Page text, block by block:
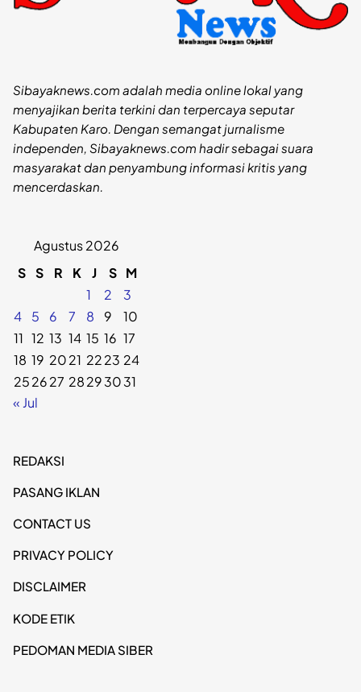
Sibayaknews.com adalah media online lokal yang
menyajikan berita terkini dan terpercaya seputar
Kabupaten Karo. Dengan semangat jurnalisme
independen, Sibayaknews.com hadir sebagai suara
masyarakat dan penyambung informasi kritis yang
mencerdaskan.
Agustus 2026
S S R K J S M
1
2
3
4
5 6 7 8 9
10
11 12 13 14 15 16 17
18 19 2021 2223 24
252627 28293031
« Jul
REDAKSI
PASANG IKLAN
CONTACT US
PRIVACY POLICY
DISCLAIMER
KODE ETIK
PEDOMAN MEDIA SIBER